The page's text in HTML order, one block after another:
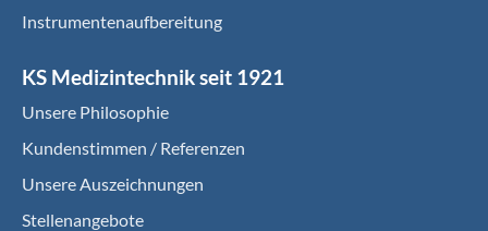
Instrumentenaufbereitung
KS Medizintechnik seit 1921
Unsere Philosophie
Kundenstimmen / Referenzen
Unsere Auszeichnungen
Stellenangebote